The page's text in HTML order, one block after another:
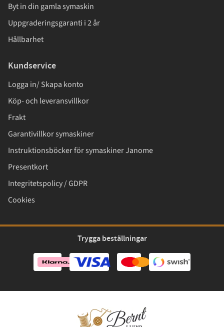
Byt in din gamla symaskin
Uppgraderingsgaranti i 2 år
Hållbarhet
Kundservice
Logga in/ Skapa konto
Köp- och leveransvillkor
Frakt
Garantivillkor symaskiner
Instruktionsböcker för symaskiner Janome
Presentkort
Integritetspolicy / GDPR
Cookies
Trygga beställningar